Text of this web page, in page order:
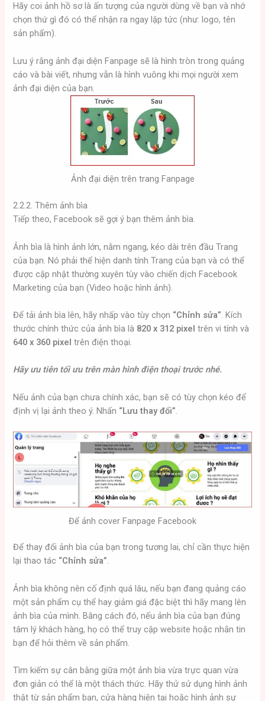
Hãy coi ảnh hồ sơ là ấn tượng của người dùng về bạn và nhớ
chọn thứ gì đó có thể nhận ra ngay lập tức (như: logo, tên
sản phẩm).
Lưu ý rằng ảnh đại diện Fanpage sẽ là hình tròn trong quảng
cáo và bài viết, nhưng vẫn là hình vuông khi mọi người xem
ảnh đại diện của bạn.
Ảnh đại diện trên trang Fanpage
2.2.2. Thêm ảnh bìa
Tiếp theo, Facebook sẽ gợi ý bạn thêm ảnh bìa.
Ảnh bìa là hình ảnh lớn, nằm ngang, kéo dài trên đầu Trang
của bạn. Nó phải thể hiện danh tính Trang của bạn và có thể
được cập nhật thường xuyên tùy vào chiến dịch Facebook
Marketing của bạn (Video hoặc hình ảnh).
Để tải ảnh bìa lên, hãy nhấp vào tùy chọn “Chỉnh sửa”. Kích
thước chính thức của ảnh bìa là 820 x 312 pixel trên vi tính và
640 x 360 pixel trên điện thoại.
Hãy ưu tiên tối ưu trên màn hình điện thoại trước nhé.
Nếu ảnh của bạn chưa chính xác, bạn sẽ có tùy chọn kéo để
định vị lại ảnh theo ý. Nhấn “Lưu thay đổi”
Để ảnh cover Fanpage Facebook
Để thay đổi ảnh bìa của bạn trong tương lai, chỉ cần thực hiện
lại thao tác “Chỉnh sửa”.
Ảnh bìa không nên cố định quá lâu, nếu bạn đang quảng cáo
một sản phẩm cụ thể hay giảm giá đặc biệt thì hãy mang lên
ảnh bìa của mình. Bằng cách đó, nếu ảnh bìa của bạn đúng
tâm lý khách hàng, họ có thể truy cập website hoặc nhắn tin
bạn để hỏi thêm về sản phẩm.
Tìm kiếm sự cân bằng giữa một ảnh bìa vừa trực quan vừa
đơn giản có thể là một thách thức. Hãy thử sử dụng hình ảnh
thật từ sản phẩm bạn, cửa hàng hiện tại hoặc hình ảnh sự